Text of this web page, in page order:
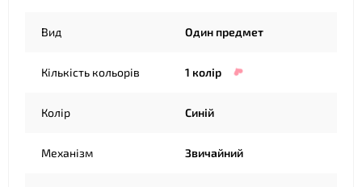
Вид Один предмет
Кількість кольорів 1 колір
Колір Синій
Механізм Звичайний